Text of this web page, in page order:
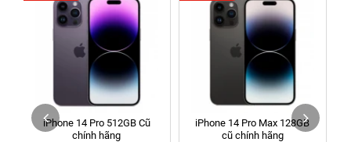
256 Võ Văn Ngân, Thủ Đức, Hồ Chí Minh (Bình Thọ, TP. Thủ
70 Nguyễn An Ninh, Dĩ An, Hồ Chí Minh (Bình Dương Cũ)
24h Vũng Tàu: 162A Ba Cu, Vũng Tàu, Hồ Chí Minh (TP. Vũng
Tàu cũ)
198 Hoàng Văn Thụ, Tân Sơn Nhất, Hồ Chí Minh (Tân Bình
iPhone 14 Pro 512GB Cũ
chính hãng
iPhone 14 Pro Max 128GB
cũ chính hãng